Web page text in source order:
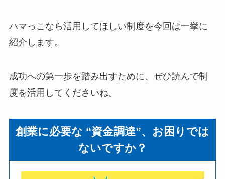
ハマっこなら活用してほしい制度を今回は一挙に
紹介します。
成功への第一歩を踏み出すために、ぜひ読んで制
度を活用してくださいね。
創業に必要な “資金調達”、お困りでは
ないですか？